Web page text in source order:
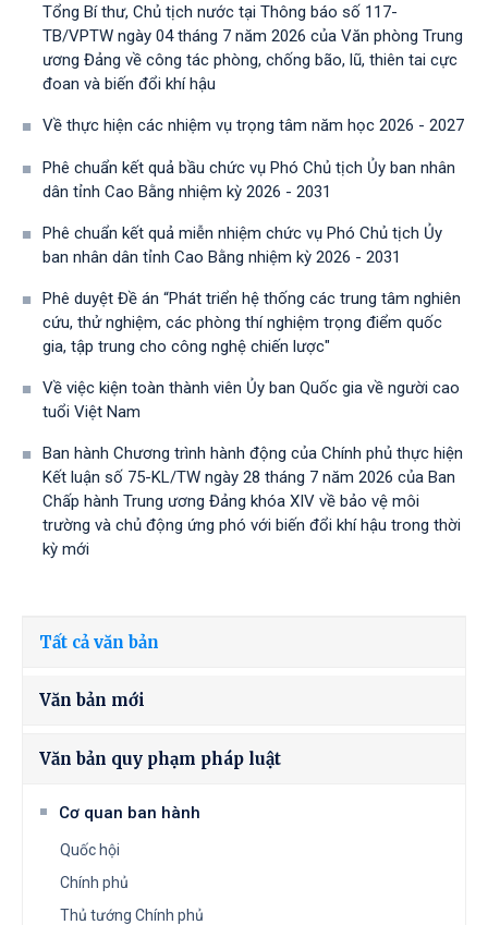
Tổng Bí thư, Chủ tịch nước tại Thông báo số 117-
TB/VPTW ngày 04 tháng 7 năm 2026 của Văn phòng Trung
ương Đảng về công tác phòng, chống bão, lũ, thiên tai cực
đoan và biến đổi khí hậu
Về thực hiện các nhiệm vụ trọng tâm năm học 2026 - 2027
Phê chuẩn kết quả bầu chức vụ Phó Chủ tịch Ủy ban nhân
dân tỉnh Cao Bằng nhiệm kỳ 2026 - 2031
Phê chuẩn kết quả miễn nhiệm chức vụ Phó Chủ tịch Ủy
ban nhân dân tỉnh Cao Bằng nhiệm kỳ 2026 - 2031
Phê duyệt Đề án “Phát triển hệ thống các trung tâm nghiên
cứu, thử nghiệm, các phòng thí nghiệm trọng điểm quốc
gia, tập trung cho công nghệ chiến lược"
Về việc kiện toàn thành viên Ủy ban Quốc gia về người cao
tuổi Việt Nam
Ban hành Chương trình hành động của Chính phủ thực hiện
Kết luận số 75-KL/TW ngày 28 tháng 7 năm 2026 của Ban
Chấp hành Trung ương Đảng khóa XIV về bảo vệ môi
trường và chủ động ứng phó với biến đổi khí hậu trong thời
kỳ mới
Tất cả văn bản
Văn bản mới
Văn bản quy phạm pháp luật
Cơ quan ban hành
Quốc hội
Chính phủ
Thủ tướng Chính phủ